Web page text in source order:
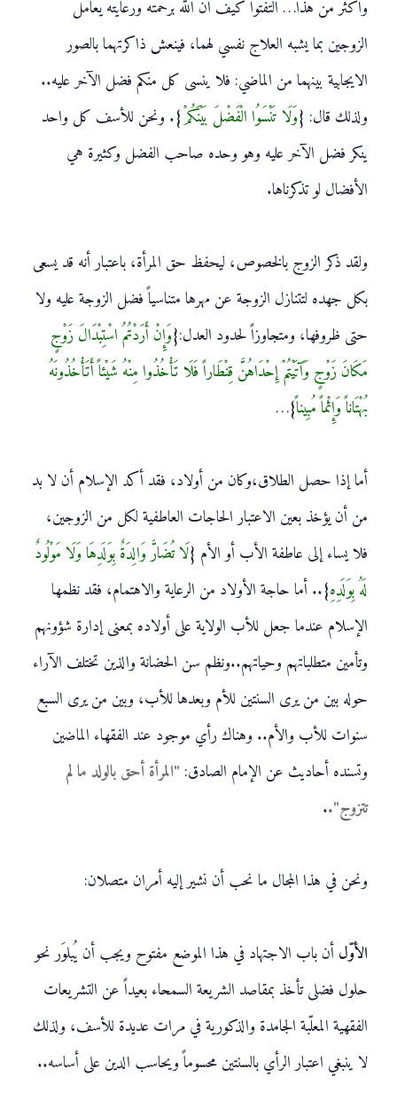
وأكثر من هذا… التفتوا كيف أن الله برحمته ورعايته يعامل
الزوجين بما يشبه العلاج نفسي لهما، فينعش ذاكرتهما بالصور
الايجابية بينهما من الماضي: فلا ينسى كل منكم فضل الآخر عليه..
ولذلك قال: {وَلَا تَنْسَوُا الْفَضْلَ بَيْنَكُمْ}. ونحن للأسف كل واحد
ينكر فضل الآخر عليه وهو وحده صاحب الفضل وكثيرة هي
الأفضال لو تذكرناها.
ولقد ذكر الزوج بالخصوص، ليحفظ حق المرأة، باعتبار أنه قد يسعى
بكل جهده لتتنازل الزوجة عن مهرها متناسياً فضل الزوجة عليه ولا
حتى ظروفها، ومتجاوزاً لحدود العدل:{وَإِنْ أَرَدْتُمُ اسْتِبْدَالَ زَوْجٍ
مَكَانَ زَوْجٍ وَآَتَيْتُمْ إِحْدَاهُنَّ قِنْطَاراً فَلَا تَأْخُذُوا مِنْهُ شَيْئاً أَتَأْخُذُونَهُ
بُهْتَاناً وَإِثْماً مُبِيناً}…
أما إذا حصل الطلاق،وكان من أولاد، فقد أكد الإسلام أن لا بد
من أن يؤخذ بعين الاعتبار الحاجات العاطفية لكل من الزوجين،
فلا يساء إلى عاطفة الأب أو الأم {لَا تُضَارَّ وَالِدَةٌ بِوَلَدِهَا وَلَا مَوْلُودٌ
لَهُ بِوَلَدِهِ}.. أما حاجة الأولاد من الرعاية والاهتمام، فقد نظمها
الإسلام عندما جعل للأب الولاية على أولاده بمعنى إدارة شؤونهم
وتأمين متطلباتهم وحياتهم..ونظم سن الحضانة والذين تختلف الآراء
حوله بين من يرى السنتين للأم وبعدها للأب، وبين من يرى السبع
سنوات للأب والأم.. وهناك رأي موجود عند الفقهاء الماضين
وتسنده أحاديث عن الإمام الصادق: "المرأة أحق بالولد ما لم
تتزوج"..
ونحن في هذا المجال ما نحب أن نشير إليه أمران متصلان:
الأوّلأن باب الاجتهاد في هذا الموضع مفتوح ويجب أن يُبلوَر نحو
حلول فضلى تأخذ بمقاصد الشريعة السمحاء بعيداً عن التشريعات
الفقهية المعلّبة الجامدة والذكورية في مرات عديدة للأسف، ولذلك
لا ينبغي اعتبار الرأي بالسنتين محسوماً ويحاسب الدين على أساسه..